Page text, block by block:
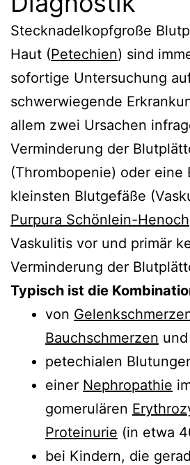
Stecknadelkopfgroße
Haut (Petechien) sind
sofortige Untersuchung
schwerwiegende
allem zwei Ursachen
Verminderung der
(Thrombopenie) oder eine
kleinsten Blutgefäße
Purpura Schönlein-Henoch
Vaskulitis vor und primär
Verminderung der
Typisch ist die
von
Bauchschmerzen und
petechialen
einer Nephropathie
gomerulären
Proteinurie (in etwa
bei Kindern, die